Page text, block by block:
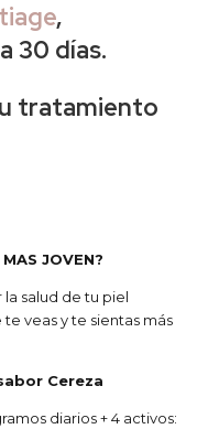
,
30 días.
tratamiento
JOVEN?
salud de tu piel
veas y te sientas más
Cereza
diarios + 4 activos: